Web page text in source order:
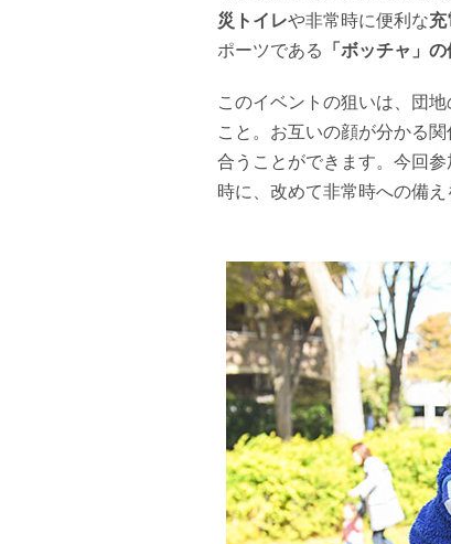
災トイレや非常時に便利な充
ポーツである
「ボッチャ」
このイベントの狙いは、団
こと。お互いの顔が分かる
合うことができます。今回
時に、改めて非常時への備